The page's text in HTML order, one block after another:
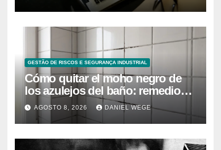
GESTÃO DE RISCOS E SEGURANÇA INDUSTRIAL
Cómo quitar el moho negro de
los azulejos del baño: remedios
caseros efectivos
AGOSTO 8, 2026 DANIEL WEGE